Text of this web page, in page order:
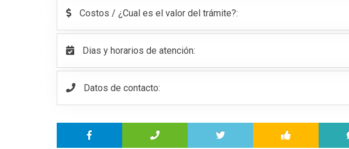
Costos / ¿Cual es el valor del trámite?:
Dias y horarios de atención:
Datos de contacto: